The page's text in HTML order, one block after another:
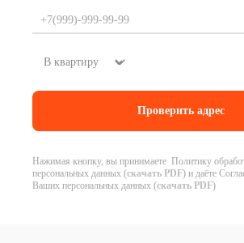
Нажимая кнопку, вы принимаете Политику
персональных данных (скачать PDF) и даёте
Ваших персональных данных (скачать PDF)